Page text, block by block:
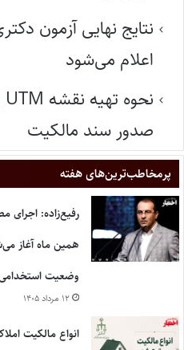
اعلام می‌شود
صدور سند مالکیت
پر‌مخاطب‌ترین‌های هفته
رفیع‌زاده: اجرای
همین ماه آغاز
وضعیت
۱۲ مرداد ۱۴۰۵